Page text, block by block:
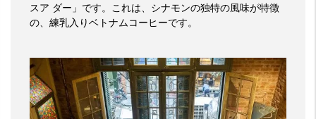
スア ダー」です。これは、シナモンの独特の風味が特徴
の、練乳入りベトナムコーヒーです。